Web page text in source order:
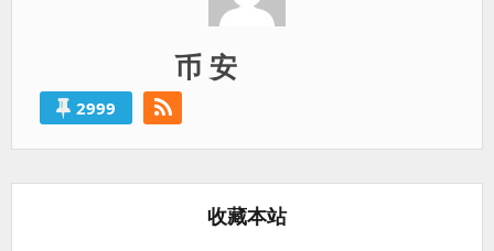
币 安
2999
收藏本站